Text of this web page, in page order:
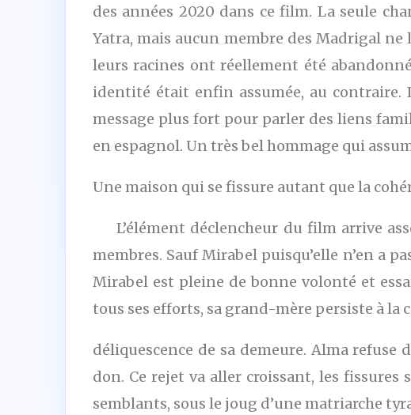
des années 2020 dans ce film. La seule
Yatra, mais aucun membre des Madrigal ne
leurs racines ont réellement été
identité était enfin assumée, au contraire.
message plus fort pour parler des liens
en espagnol. Un très bel hommage qui
Une maison qui se fissure autant que la
L’élément déclencheur du film arrive
membres. Sauf Mirabel puisqu’elle n’en a
Mirabel est pleine de bonne volonté et
tous ses efforts, sa grand-mère persiste à la
déliquescence de sa demeure. Alma refuse
don. Ce rejet va aller croissant, les
semblants, sous le joug d’une matriarche